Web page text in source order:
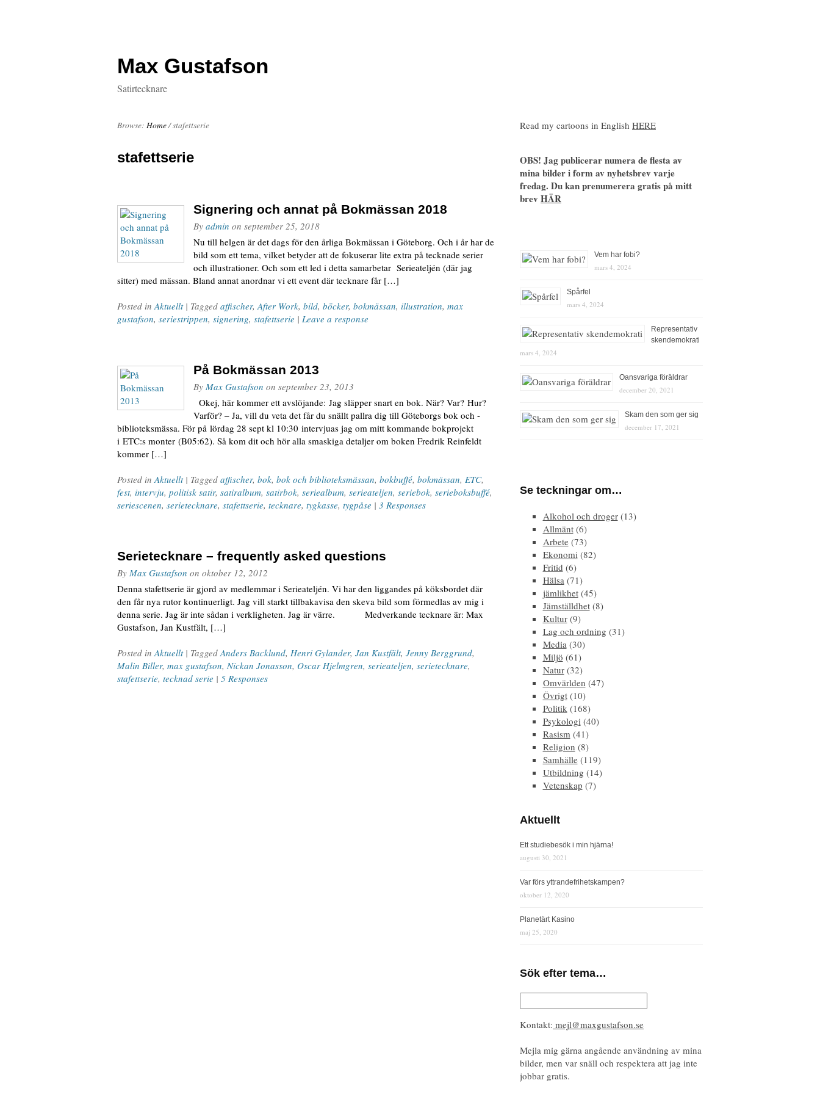
Max Gustafson
Satirtecknare
Browse: Home/stafettserie
stafettserie
Signering och annat på Bokmässan 2018
By admin on september 25, 2018
Nu till helgen är det dags för den årliga Bokmässan i Göteborg. Och i år har de
bild som ett tema, vilket betyder att de fokuserar lite extra på tecknade serier
och illustrationer. Och som ett led i detta samarbetar Serieateljén (där jag
sitter) med mässan. Bland annat anordnar vi ett event där tecknare får […]
Posted inAktuellt | Tagged affischer,After Work, bild, böcker, bokmässan, illustration, max
gustafson, seriestrippen, signering, stafettserie | Leave a response
På Bokmässan 2013
By Max Gustafson on september 23, 2013
Okej, här kommer ett avslöjande: Jag släpper snart en bok. När? Var? Hur?
Varför? – Ja, vill du veta det får du snällt pallra dig till Göteborgs bok och -
biblioteksmässa. För på lördag 28 sept kl 10:30 intervjuas jag om mitt kommande bokprojekt
i ETC:s monter (B05:62). Så kom dit och hör alla smaskiga detaljer om boken Fredrik Reinfeldt
kommer […]
Posted inAktuellt | Tagged affischer, bok, bok och biblioteksmässan, bokbuffé, bokmässan, ETC,
fest, intervju, politisk satir, satiralbum, satirbok, seriealbum, serieateljen, seriebok, serieboksbuffé,
seriescenen, serietecknare, stafettserie, tecknare, tygkasse, tygpåse | 3 Responses
Serietecknare – frequently asked questions
By Max Gustafson on oktober 12, 2012
Denna stafettserie är gjord av medlemmar i Serieateljén. Vi har den liggandes på köksbordet där
den får nya rutor kontinuerligt. Jag vill starkt tillbakavisa den skeva bild som förmedlas av mig i
denna serie. Jag är inte sådan i verkligheten. Jag är värre. Medverkande tecknare är: Max
Gustafson, Jan Kustfält, […]
Posted inAktuellt | TaggedAnders Backlund, Henri Gylander, Jan Kustfält, Jenny Berggrund,
Malin Biller, max gustafson, Nickan Jonasson, Oscar Hjelmgren, serieateljen, serietecknare,
stafettserie, tecknad serie | 5 Responses
Read my cartoons in English HERE
OBS! Jag publicerar numera de flesta av
mina bilder i form av nyhetsbrev varje
fredag. Du kan prenumerera gratis på mitt
brev HÄR
Vem har fobi?
mars 4, 2024
Spårfel
mars 4, 2024
Representativ
skendemokrati
mars 4, 2024
Oansvariga föräldrar
december 20, 2021
Skam den som ger sig
december 17, 2021
Se teckningar om…
Alkohol och droger(13)
Allmänt(6)
Arbete(73)
Ekonomi(82)
Fritid (6)
Hälsa(71)
jämlikhet(45)
Jämställdhet(8)
Kultur(9)
Lag och ordning (31)
Media(30)
Miljö (61)
Natur(32)
Omvärlden (47)
Övrigt(10)
Politik(168)
Psykologi(40)
Rasism(41)
Religion (8)
Samhälle(119)
Utbildning (14)
Vetenskap (7)
Aktuellt
Ett studiebesök i min hjärna!
augusti 30, 2021
Var förs yttrandefrihetskampen?
oktober 12, 2020
Planetärt Kasino
maj 25, 2020
Sök efter tema…
Kontakt: mejl@maxgustafson.se
Mejla mig gärna angående användning av mina
bilder, men var snäll och respektera att jag inte
jobbar gratis.